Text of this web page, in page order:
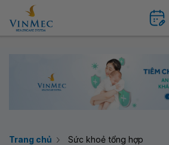
Trang chủ Sức khoẻ tổng hợp